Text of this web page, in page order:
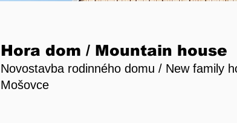
Hora dom / Mountain house
Novostavba rodinného domu / New family
Mošovce